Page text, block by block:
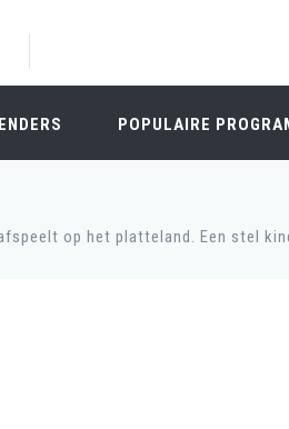
POPULAIRE
op het platteland. Een stel